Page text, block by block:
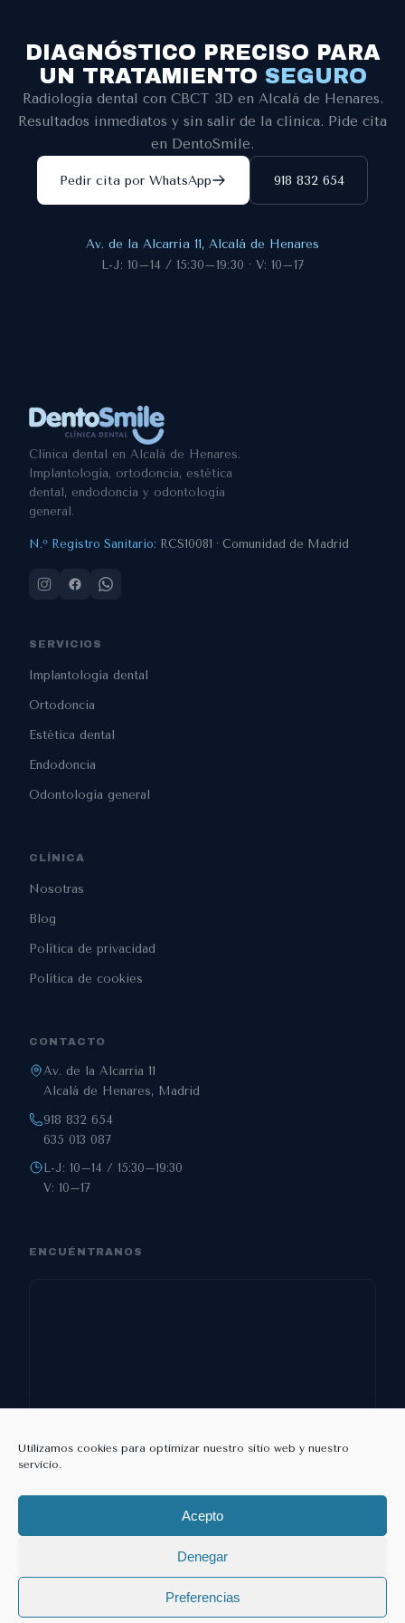
Utilizamos cookies para optimizar nuestro sitio web y nuestro
servicio.
Acepto
Denegar
Preferencias
DIAGNÓSTICO PRECISO PARA
UN TRATAMIENTO SEGURO
Radiología dental con CBCT 3D en Alcalá de Henares.
Resultados inmediatos y sin salir de la clínica. Pide cita
en DentoSmile.
Pedir cita por WhatsApp 918 832 654
Av. de la Alcarria 11, Alcalá de Henares
L-J: 10–14 / 15:30–19:30 · V: 10–17
Clínica dental en Alcalá de Henares.
Implantología, ortodoncia, estética
dental, endodoncia y odontología
general.
N.º Registro Sanitario: RCS10081 · Comunidad de Madrid
SERVICIOS
Implantología dental
Ortodoncia
Estética dental
Endodoncia
Odontología general
CLÍNICA
Nosotras
Blog
Política de privacidad
Política de cookies
CONTACTO
Av. de la Alcarria 11
Alcalá de Henares, Madrid
918 832 654
635 013 087
L-J: 10–14 / 15:30–19:30
V: 10–17
ENCUÉNTRANOS
PrivacidadCookiesAviso legal